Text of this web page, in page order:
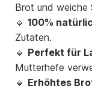
Brot und weiche
🔹 100%
Zutaten.
🔹 Perfekt für
Mutterhefe
🔹 Erhöhtes